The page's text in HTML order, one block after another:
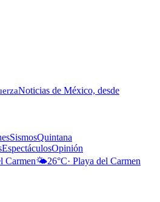
Noticias de México, desde
SismosQuintana
EspectáculosOpinión
Carmen🌤️26°C· Playa del Carmen